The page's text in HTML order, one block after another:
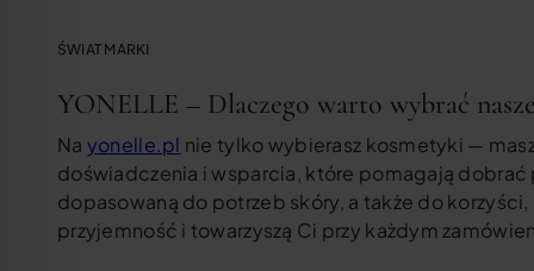
ŚWIAT MARKI
YONELLE – Dlaczego warto wybrać
Na yonelle.pl nie tylko wybierasz kosmetyki —
doświadczenia i wsparcia, które pomagają
dopasowaną do potrzeb skóry, a także do
przyjemność i towarzyszą Ci przy każdym